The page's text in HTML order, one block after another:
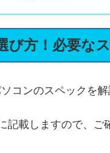
び方！必要な
コンのスペックを解
記載しますので、ご